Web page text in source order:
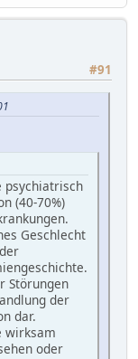
#91
psychiatrisch
(40-70%)
Geschlecht
Störungen
der
dar.
wirksam
oder